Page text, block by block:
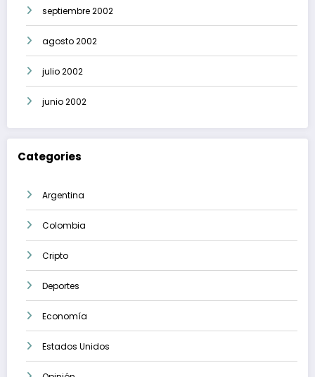
septiembre 2002
agosto 2002
julio 2002
junio 2002
Categories
Argentina
Colombia
Cripto
Deportes
Economía
Estados Unidos